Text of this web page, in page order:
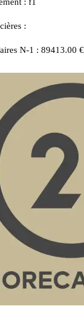
:
N-1 : 89413.00 €